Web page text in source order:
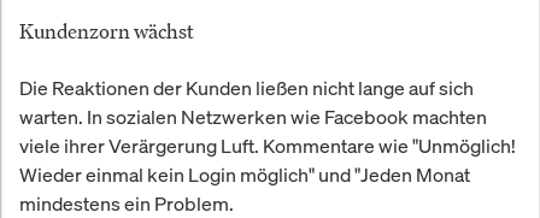
Kundenzorn wächst
Die Reaktionen der Kunden ließen nicht lange auf sich
warten. In sozialen Netzwerken wie Facebook machten
viele ihrer Verärgerung Luft. Kommentare wie "Unmöglich!
Wieder einmal kein Login möglich" und "Jeden Monat
mindestens ein Problem.